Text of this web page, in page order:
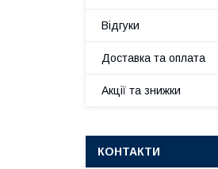
Відгуки
Доставка та оплата
Акції та знижки
КОНТАКТИ